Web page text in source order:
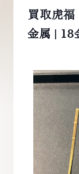
買取虎
金属 | 18